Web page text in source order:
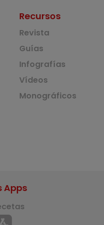
Recursos
Revista
Guías
Infografías
Vídeos
Monográficos
Apps